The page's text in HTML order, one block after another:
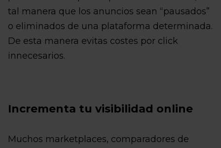
tal manera que los anuncios sean “pausados”
o eliminados de una plataforma determinada.
De esta manera evitas costes por click
innecesarios.
Incrementa tu visibilidad online
Muchos marketplaces, comparadores de